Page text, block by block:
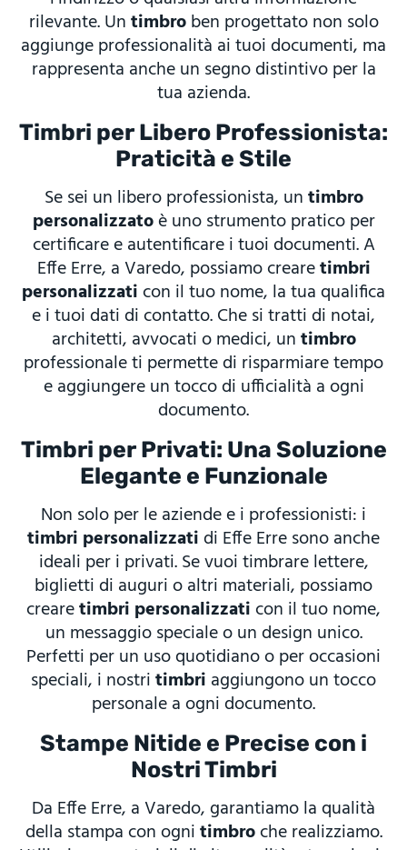
rilevante. Untimbroben progettato non solo
aggiunge professionalità ai tuoi documenti, ma
rappresenta anche un segno distintivo per la
tua azienda.
Timbri per Libero Professionista:
Praticità e Stile
Se sei un libero professionista, untimbro
personalizzatoè uno strumento pratico per
certificare e autentificare i tuoi documenti. A
Effe Erre, a Varedo, possiamo crearetimbri
personalizzati con il tuo nome, la tua qualifica
e i tuoi dati di contatto. Che si tratti di notai,
architetti, avvocati o medici, untimbro
professionale ti permette di risparmiare tempo
e aggiungere un tocco di ufficialità a ogni
documento.
Timbri per Privati: Una Soluzione
Elegante e Funzionale
Non solo per le aziende e i professionisti: i
timbri personalizzatidi Effe Erre sono anche
ideali per i privati. Se vuoi timbrare lettere,
biglietti di auguri o altri materiali, possiamo
crearetimbri personalizzati con il tuo nome,
un messaggio speciale o un design unico.
Perfetti per un uso quotidiano o per occasioni
speciali, i nostritimbri aggiungono un tocco
personale a ogni documento.
Stampe Nitide e Precise con i
Nostri Timbri
Da Effe Erre, a Varedo, garantiamo la qualità
della stampa con ognitimbroche realizziamo.